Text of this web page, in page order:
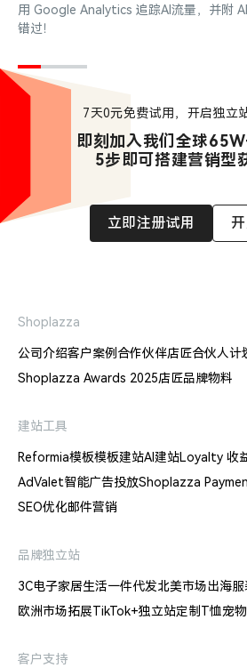
用 Google Analytics 追踪AI流量，并附
错过！
7天0元免费试用，开启独立
即刻加入我们全球
5步即可搭建营销型
立即注册试用
Shoplazza
公司介绍客户案例 合作伙伴店匠合伙人计
Shoplazza Awards 2025店匠品牌物料
建站工具
Reformia模板模板建站AI建站Loyalty 收
AdValet智能广告投放Shoplazza
SEO优化邮件营销
品牌独立站
3C电子家居生活一件代发北美市场出海
欧洲市场拓展TikTok+独立站定制T恤宠
客户支持